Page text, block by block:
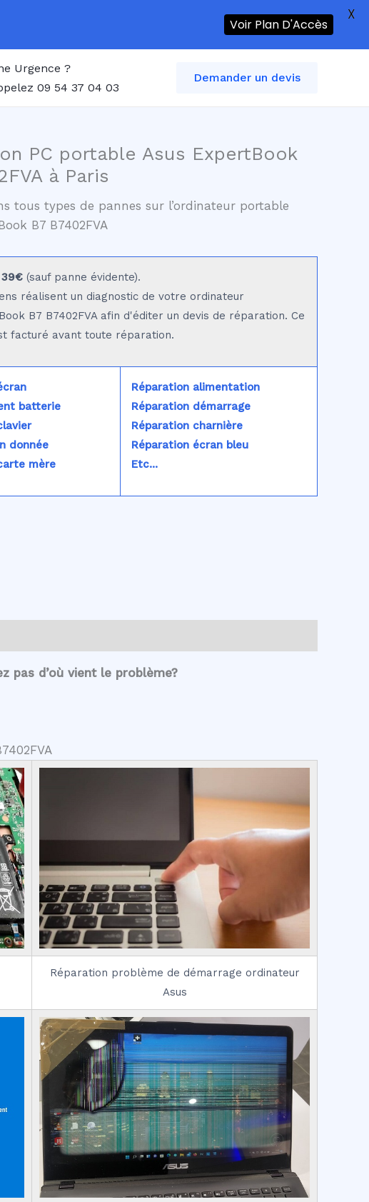
Urgence ?
09 54 37 04 03
Demander un devis
PC portable Asus ExpertBook
à Paris
tous types de pannes sur l’ordinateur portable
B7 B7402FVA
39€ (sauf panne évidente).
réalisent un diagnostic de votre ordinateur
B7 B7402FVA afin d'éditer un devis de réparation. Ce
facturé avant toute réparation.
batterie
donnée
mère
Réparation alimentation
Réparation démarrage
Réparation charnière
Réparation écran bleu
Etc...
pas d’où vient le problème?
Réparation problème de démarrage ordinateur
Asus
Voir Plan D'Accès
X